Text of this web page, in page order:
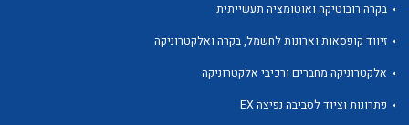
בקרה רובוטיקה ואוטומציה תעשייתית
זיווד קופסאות וארונות לחשמל, בקרה ואלקטרוניקה
אלקטרוניקה מחברים ורכיבי אלקטרוניקה
פתרונות וציוד לסביבה נפיצה EX